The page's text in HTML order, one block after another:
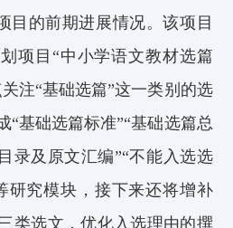
目的前期进展情况。该项目
项目“中小学语文教材选篇
注“基础选篇”这一类别的选
“基础选篇标准”“基础选篇总
录及原文汇编”“不能入选选
研究模块，接下来还将增补
类选文，优化入选理由的撰